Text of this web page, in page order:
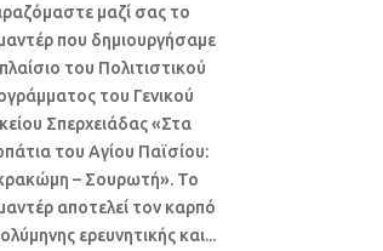
μαζί σας το
που δημιουργήσαμε
του Πολιτιστικού
του Γενικού
Σπερχειάδας «Στα
του Αγίου Παϊσίου:
– Σουρωτή». Το
αποτελεί τον καρπό
ερευνητικής και...